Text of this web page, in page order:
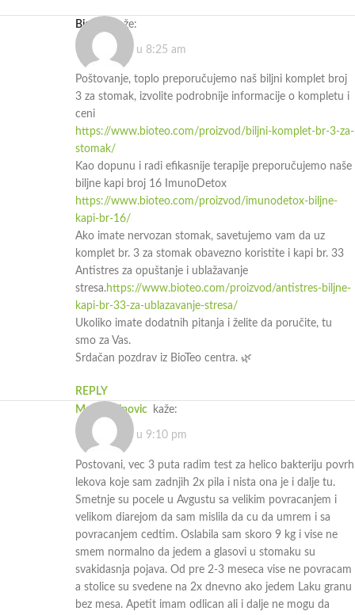
bioteo kaže:
19.10.2023. u 8:25 am
Poštovanje, toplo preporučujemo naš biljni komplet broj
3 za stomak, izvolite podrobnije informacije o kompletu i
ceni
https://www.bioteo.com/proizvod/biljni-komplet-br-3-za-
stomak/
Kao dopunu i radi efikasnije terapije preporučujemo naše
biljne kapi broj 16 ImunoDetox
https://www.bioteo.com/proizvod/imunodetox-biljne-
kapi-br-16/
Ako imate nervozan stomak, savetujemo vam da uz
komplet br. 3 za stomak obavezno koristite i kapi br. 33
Antistres za opuštanje i ublažavanje
stresa.https://www.bioteo.com/proizvod/antistres-biljne-
kapi-br-33-za-ublazavanje-stresa/
Ukoliko imate dodatnih pitanja i želite da poručite, tu
smo za Vas.
Srdačan pozdrav iz BioTeo centra. 🌿
REPLY
Marija Filipovic
kaže:
15.03.2024. u 9:10 pm
Postovani, vec 3 puta radim test za helico bakteriju povrh
lekova koje sam zadnjih 2x pila i nista ona je i dalje tu.
Smetnje su pocele u Avgustu sa velikim povracanjem i
velikom diarejom da sam mislila da cu da umrem i sa
povracanjem cedtim. Oslabila sam skoro 9 kg i vise ne
smem normalno da jedem a glasovi u stomaku su
svakidasnja pojava. Od pre 2-3 meseca vise ne povracam
a stolice su svedene na 2x dnevno ako jedem Laku granu
bez mesa. Apetit imam odlican ali i dalje ne mogu da